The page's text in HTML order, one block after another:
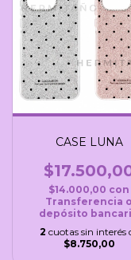
CASE LUNA
$14.000,00 con
Transferencia o
depósito
2 cuotas sin interés
$8.750,00